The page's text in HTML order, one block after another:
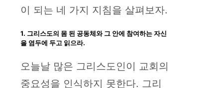
이 되는 네 가지 지침을 살펴보자.
1. 그리스도의 몸 된 공동체와 그 안에 참여하는 자신
을 염두에 두고 읽으라.
오늘날 많은 그리스도인이 교회의
중요성을 인식하지 못한다. 그리